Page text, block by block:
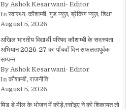
By Ashok Kesarwani- Editor
In स्वास्थ्य, कौशाम्बी, गुड न्यूज़, ब्रेकिंग न्यूज़, शिक्षा
August 5, 2026
अखिल भारतीय विद्यार्थी परिषद कौशाम्बी के सदस्यता
अभियान 2026-27 का पाँचवाँ दिन सफलतापूर्वक
सम्पन्न
By Ashok Kesarwani- Editor
In कौशाम्बी, राजनीति
August 5, 2026
मिड डे मील के भोजन में कीड़े,रसोइए ने की शिकायत तो